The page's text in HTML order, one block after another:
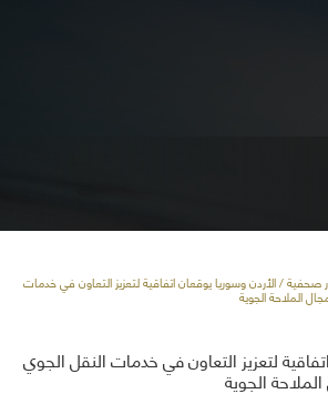
صحفية/ الأردن وسوريا يوقعان اتفاقية لتعزيز التعاون في خدمات
الملاحة الجوية
لتعزيز التعاون في خدمات النقل الجوي
الجوية